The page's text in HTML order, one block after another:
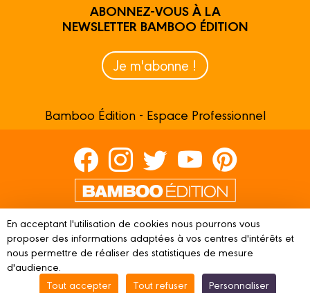
ABONNEZ-VOUS À LA
NEWSLETTER BAMBOO ÉDITION
Je m'abonne !
Bamboo Édition - Espace Professionnel
Contactez-nous
Devenir partenaire
© 2023 BAMBOO ÉDITION Mentions légales Conditions
En acceptant l'utilisation de cookies nous pourrons vous
proposer des informations adaptées à vos centres d'intérêts et
nous permettre de réaliser des statistiques de mesure
d'audience.
Tout accepter
Tout refuser Personnaliser